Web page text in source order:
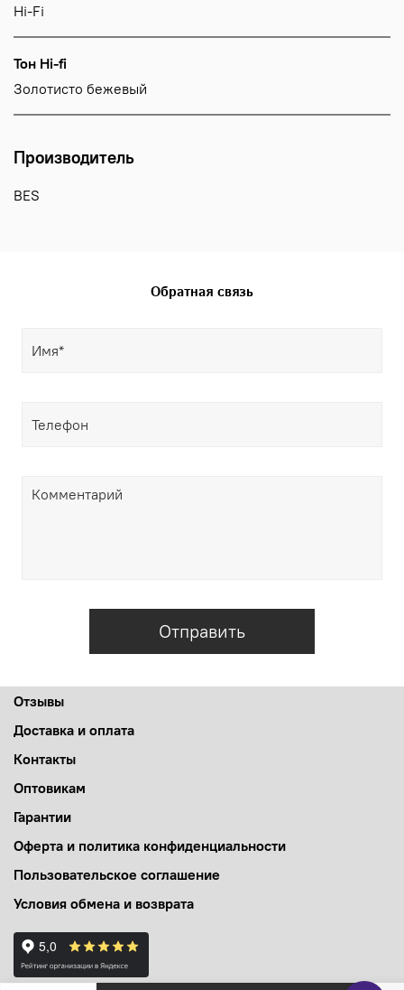
Hi-Fi
Тон Hi-fi
Золотисто бежевый
Производитель
BES
Обратная связь
Отправить
Отзывы
Доставка и оплата
Контакты
Оптовикам
Гарантии
Оферта и политика конфиденциальности
Пользовательское соглашение
Условия обмена и возврата